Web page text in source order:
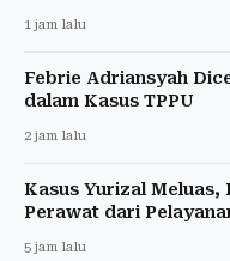
1 jam lalu
Febrie Adriansyah
dalam Kasus TPPU
2 jam lalu
Kasus Yurizal Meluas,
Perawat dari
5 jam lalu